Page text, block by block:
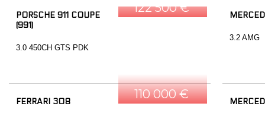
122 500 €
PORSCHE 911 COUPE
(991)
3.0 450CH GTS PDK
3.2 AMG
110 000 €
FERRARI 308